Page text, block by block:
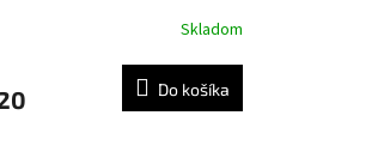
A
R
M
Skladom
Do košíka